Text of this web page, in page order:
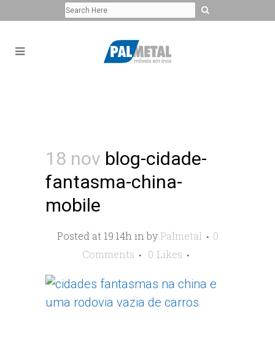
18 nov blog-cidade-
fantasma-china-
mobile
Posted at 19:14h inby Palmetal
0
Comments
0 Likes